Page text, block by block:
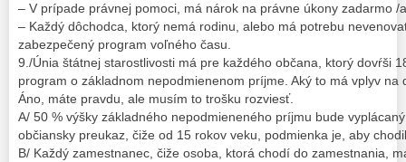
– V prípade právnej pomoci, má nárok na právne úkony zadarmo /
– Každý dôchodca, ktorý nemá rodinu, alebo má potrebu
zabezpečený program voľného času.
9./Únia štátnej starostlivosti má pre každého občana, ktorý dovŕši
program o základnom nepodmienenom príjme. Aký to má vplyv na
Áno, máte pravdu, ale musím to trošku rozviesť.
A/ 50 % výšky základného nepodmieneného príjmu bude
občiansky preukaz, čiže od 15 rokov veku, podmienka je, aby
B/ Každý zamestnanec, čiže osoba, ktorá chodí do zamestnania,